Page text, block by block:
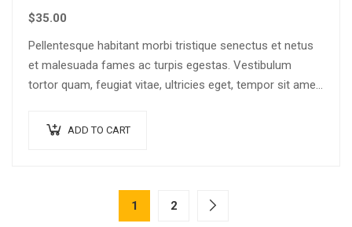
$35.00
Pellentesque habitant morbi tristique senectus et netus
et malesuada fames ac turpis egestas. Vestibulum
tortor quam, feugiat vitae, ultricies eget, tempor sit amet,
ADD TO CART
1 2